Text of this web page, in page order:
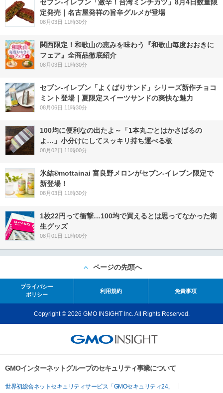
セブン-イレブン「激辛！台湾ミンチカツ」8月4日数量限
定発売｜名古屋発祥の旨辛グルメが登場
08月03日 11時30分
関西限定！和歌山の恵みを味わう『和歌山毎度おおきに
フェア』全商品徹底紹介
08月03日 11時30分
セブン‐イレブン「よくばりサンド」シリーズ新作チョコ
ミント登場｜夏限定スイーツサンドの爽快な魅力
08月06日 11時30分
100均に便利なの出たよ～「1本丸ごとはかさばるの
よ…」小分けにしてスッキリ持ち運べる板
08月02日 11時00分
氷結®mottainai 富良野メロンがセブン‐イレブン限定で
新登場！
08月03日 11時30分
1枚22円って衝撃…100均で買えるとは思ってなかった衛
生グッズ
08月01日 11時00分
ページの先頭へ
プライバシー
ポリシー
利用規約 免責事項
Copyright © 2026 GMO INSIGHT Inc. All Rights Reserved.
GMOインターネットグループのセキュリティ事業について
世界初総合ネットセキュリティサービス「GMOセキュリティ24」